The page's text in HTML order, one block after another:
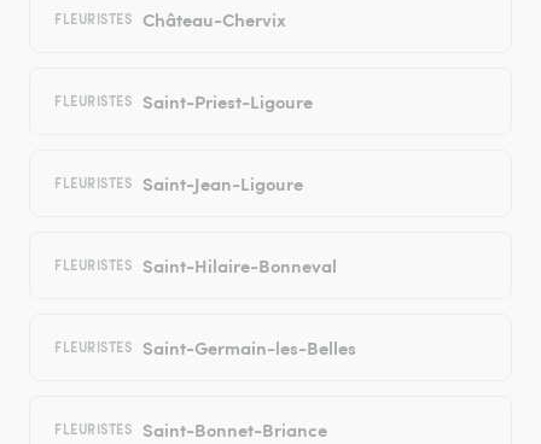
FLEURISTES Château-Chervix
FLEURISTES Saint-Priest-Ligoure
FLEURISTES Saint-Jean-Ligoure
FLEURISTES Saint-Hilaire-Bonneval
FLEURISTES Saint-Germain-les-Belles
FLEURISTES Saint-Bonnet-Briance